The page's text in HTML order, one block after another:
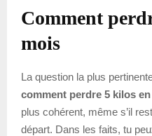
Comment
mois
La question la plus
comment perdre 5 kilos
plus cohérent, même s’il
départ. Dans les faits, tu